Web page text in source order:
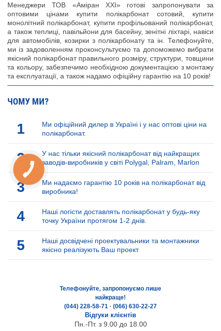
Менеджери ТОВ «Аміран XXI» готові запропонувати за
оптовими цінами купити полікарбонат сотовий, купити
монолітний полікарбонат, купити профільований полікарбонат,
а також теплиці, павільйони для басейну, зенітні ліхтарі, навіси
для автомобілів, козирки з полікарбонату та ін. Телефонуйте,
ми із задоволенням проконсультуємо та допоможемо вибрати
якісний полікарбонат правильного розміру, структури, товщини
та кольору, забезпечимо необхідною документацією з монтажу
та експлуатації, а також надамо офіційну гарантію на 10 років!
ЧОМУ МИ?
1
Ми офіційний дилер в Україні і у нас оптові ціни на
полікарбонат.
2
У нас тільки якісний полікарбонат від найкращих
заводів-виробників у світі Polygal, Palram, Marlon
3
Ми надаємо гарантію 10 років на полікарбонат від
виробника!
4
Наші логісти доставлять полікарбонат у будь-яку
точку України протягом 1-2 днів.
5
Наші досвідчені проектувальники та монтажники
якісно реалізують Ваш проект
Телефонуйте, запропонуємо лише
найкраще!
(044) 228-58-71 · (066) 630-22-27
Відгуки клієнтів
Пн.-Пт. з 9.00 до 18.00